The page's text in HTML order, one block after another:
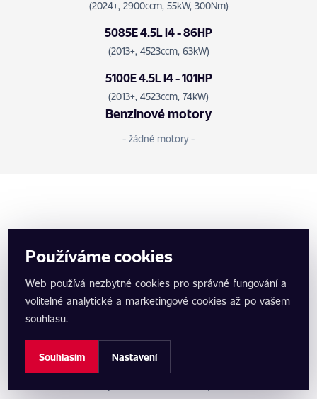
(2024+, 2900ccm, 55kW, 300Nm)
5085E 4.5L I4 - 86HP
(2013+, 4523ccm, 63kW)
5100E 4.5L I4 - 101HP
(2013+, 4523ccm, 74kW)
Benzinové motory
- žádné motory -
John Deere Tractor 5G Series
Fotografie není k dispozici
Naftové motory
Používáme cookies
Web používá nezbytné cookies pro správné fungování a
volitelné analytické a marketingové cookies až po vašem
souhlasu.
Souhlasím Nastavení